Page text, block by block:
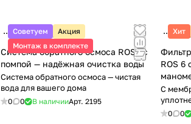
Советуем
Акция
Монтаж в комплекте
3 430 ₽/ шт
Система обратного осмоса ROS6 с
помпой — надёжная очистка воды
Система обратного осмоса — чистая
вода для вашего дома
0 0 В наличииАрт. 2195
Хит
2
ROS 6
С
полным
0 0